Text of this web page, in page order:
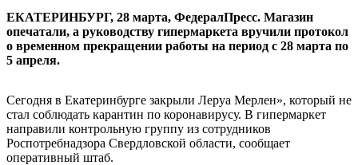
ЕКАТЕРИНБУРГ, 28 марта, ФедералПресс. Магазин
опечатали, а руководству гипермаркета вручили протокол
о временном прекращении работы на период с 28 марта по
5 апреля.
Сегодня в Екатеринбурге закрыли Леруа Мерлен», который не
стал соблюдать карантин по коронавирусу. В гипермаркет
направили контрольную группу из сотрудников
Роспотребнадзора Свердловской области, сообщает
оперативный штаб.